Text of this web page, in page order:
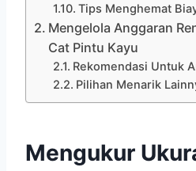
Tips Menghemat
Mengelola Anggaran
Cat Pintu Kayu
Rekomendasi Untuk
Pilihan Menarik
Mengukur